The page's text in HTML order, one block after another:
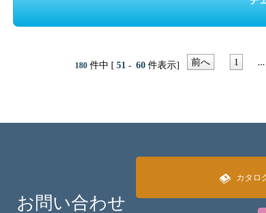
180件中 [51 - 60件表示] 前へ 1 ...
お問い合わせ
カタロ